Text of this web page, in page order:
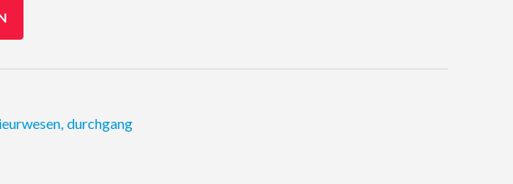
, durchgang